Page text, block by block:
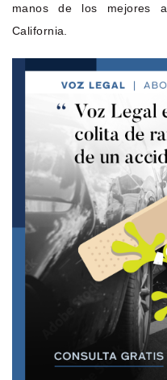
manos de los mejores
California.